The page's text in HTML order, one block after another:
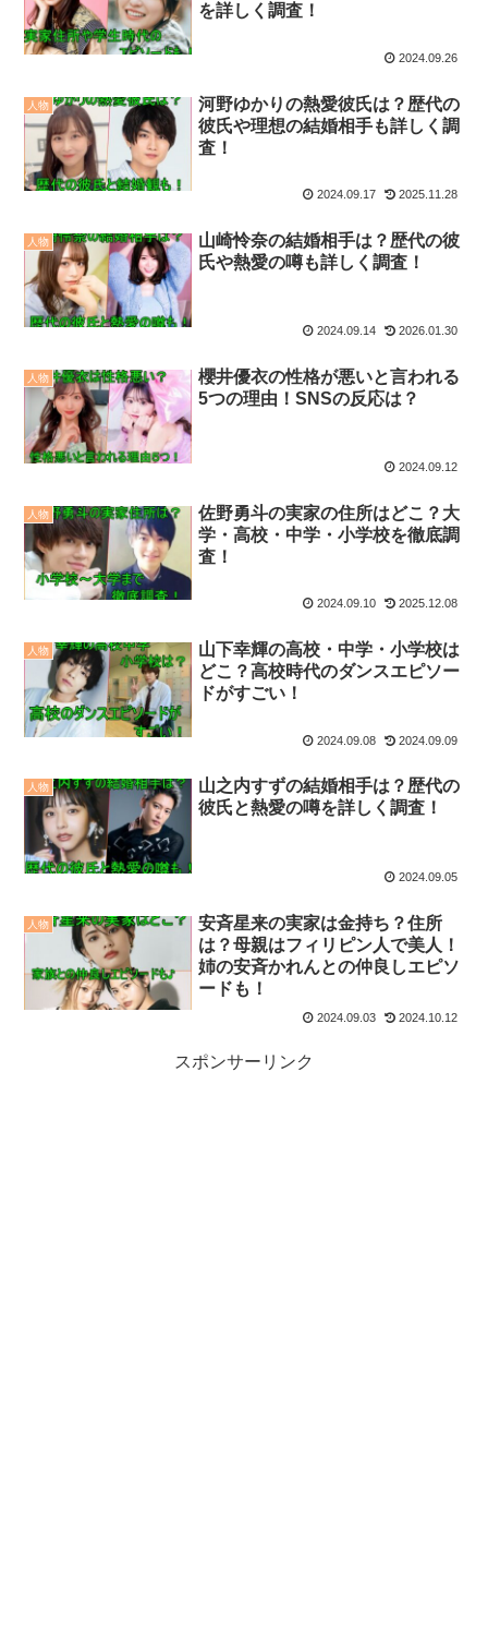
を詳しく調査！
2024.09.26
人物
河野ゆかりの熱愛彼氏は？歴代の
彼氏や理想の結婚相手も詳しく調
査！
2024.09.17 2025.11.28
人物
山崎怜奈の結婚相手は？歴代の彼
氏や熱愛の噂も詳しく調査！
2024.09.14 2026.01.30
人物
櫻井優衣の性格が悪いと言われる
5つの理由！SNSの反応は？
2024.09.12
人物
佐野勇斗の実家の住所はどこ？大
学・高校・中学・小学校を徹底調
査！
2024.09.10 2025.12.08
人物
山下幸輝の高校・中学・小学校は
どこ？高校時代のダンスエピソー
ドがすごい！
2024.09.08 2024.09.09
人物
山之内すずの結婚相手は？歴代の
彼氏と熱愛の噂を詳しく調査！
2024.09.05
人物
安斉星来の実家は金持ち？住所
は？母親はフィリピン人で美人！
姉の安斉かれんとの仲良しエピソ
ードも！
2024.09.03 2024.10.12
スポンサーリンク